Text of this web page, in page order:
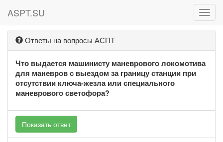
ASPT.SU
Ответы на вопросы АСПТ
Что выдается машинисту маневрового локомотива
для маневров с выездом за границу станции при
отсутствии ключа-жезла или специального
маневрового светофора?
Показать ответ